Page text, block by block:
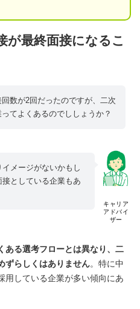
が最終面接になるこ
数が2回だったのですが、二次
てよくあるのでししょうか？
キャリア
アドバイ
ザー
メージがないかもし
としている企業もあ
ある選考フローとは異なり、二
ずらしくはありません。特に中
用している企業が多い傾向にあ